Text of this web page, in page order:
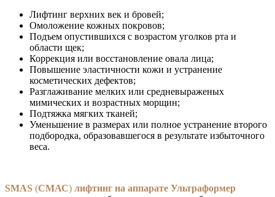
Лифтинг верхних век и бровей;
Омоложение кожных покровов;
Подъем опустившихся с возрастом уголков рта и
области щек;
Коррекция или восстановление овала лица;
Повышение эластичности кожи и устранение
косметических дефектов;
Разглаживание мелких или средневыраженых
мимических и возрастных морщин;
Подтяжка мягких тканей;
Уменьшение в размерах или полное устранение второго
подбородка, образовавшегося в результате избыточного
веса.
SMAS (СМАС) лифтинг на аппарате Ультраформер